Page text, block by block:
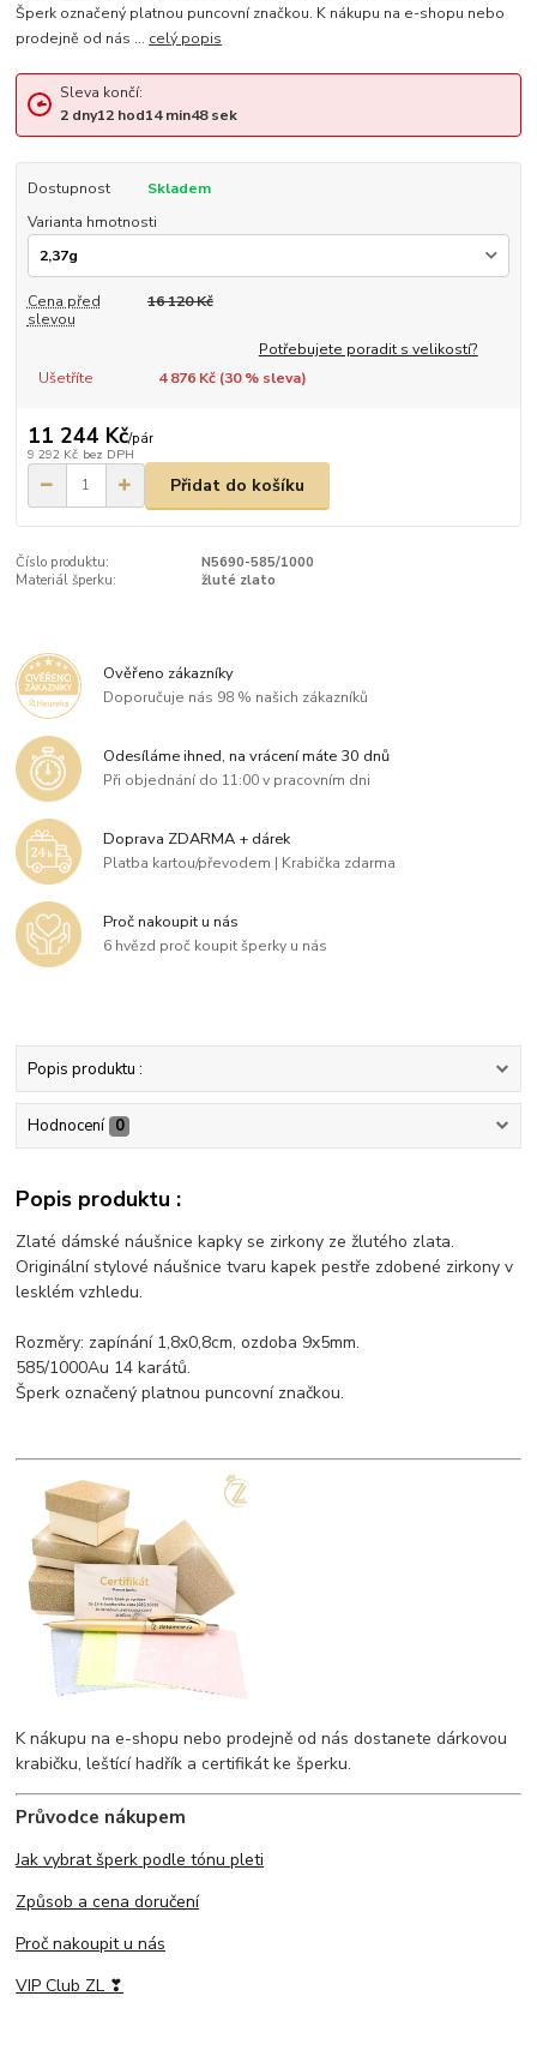
Šperk označený platnou puncovní značkou. K nákupu na e-shopu nebo
prodejně od nás ... celý popis
Sleva končí:
2 dny12hod14min48sek
Dostupnost
Skladem
Varianta hmotnosti
Cena před
slevou
16 120 Kč
Potřebujete poradit s velikostí?
Ušetříte
4 876 Kč (30% sleva)
11 244 Kč/pár
9 292 Kč bez DPH
Přidat do košíku
Číslo produktu:
N5690-585/1000
Materiál šperku:
žluté zlato
Ověřeno zákazníky
Doporučuje nás 98 % našich zákazníků
Odesíláme ihned, na vrácení máte 30 dnů
Při objednání do 11:00 v pracovním dni
Doprava ZDARMA + dárek
Platba kartou/převodem | Krabička zdarma
Proč nakoupit u nás
6 hvězd proč koupit šperky u nás
Popis produktu :
Hodnocení 0
Popis produktu :
Zlaté dámské náušnice kapky se zirkony ze žlutého zlata.
Originální stylové náušnice tvaru kapek pestře zdobené zirkony v
lesklém vzhledu.
Rozměry: zapínání 1,8x0,8cm, ozdoba 9x5mm.
585/1000Au 14 karátů.
Šperk označený platnou puncovní značkou.
K nákupu na e-shopu nebo prodejně od nás dostanete dárkovou
krabičku, leštící hadřík a certifikát ke šperku.
Průvodce nákupem
Jak vybrat šperk podle tónu pleti
Způsob a cena doručení
Proč nakoupit u nás
VIP Club ZL ❣